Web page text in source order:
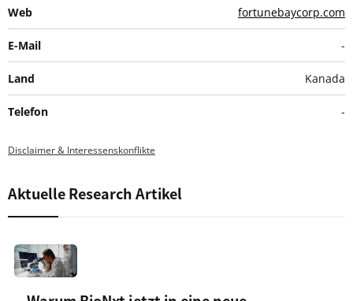
Web fortunebaycorp.com
E-Mail -
Land Kanada
Telefon -
Disclaimer & Interessenskonflikte
Aktuelle Research Artikel